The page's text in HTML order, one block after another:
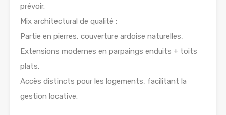
prévoir.
Mix architectural de qualité :
Partie en pierres, couverture ardoise naturelles,
Extensions modernes en parpaings enduits + toits
plats.
Accès distincts pour les logements, facilitant la
gestion locative.